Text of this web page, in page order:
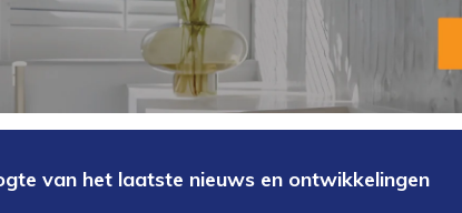
van het laatste nieuws en ontwikkelingen